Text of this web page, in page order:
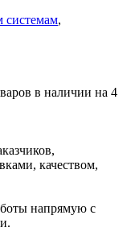
системам,
в наличии на 4
качеством,
напрямую с